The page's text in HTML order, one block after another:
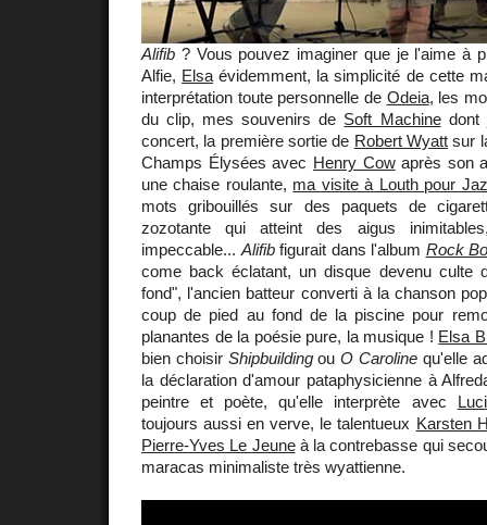
Alifib ? Vous pouvez imaginer que je l'aime à
Alfie, Elsa évidemment, la simplicité de cette
interprétation toute personnelle de Odeia, les
du clip, mes souvenirs de Soft Machinedont
concert, la première sortie de Robert Wyatt sur
Champs Élysées avec Henry Cowaprès son
une chaise roulante, ma visite à Louth pour
mots gribouillés sur des paquets de
zozotante qui atteint des aigus
impeccable... Alifibfigurait dans l'album Rock
come back éclatant, un disque devenu culte
fond", l'ancien batteur converti à la chanson
coup de pied au fond de la piscine pour
planantes de la poésie pure, la musique ! Elsa
bien choisir ShipbuildingouO Caroline qu'elle
la déclaration d'amour pataphysicienne à
peintre et poète, qu'elle interprète avec
toujours aussi en verve, le talentueux Karsten
Pierre-Yves Le Jeuneà la contrebasse qui
maracas minimaliste très wyattienne.